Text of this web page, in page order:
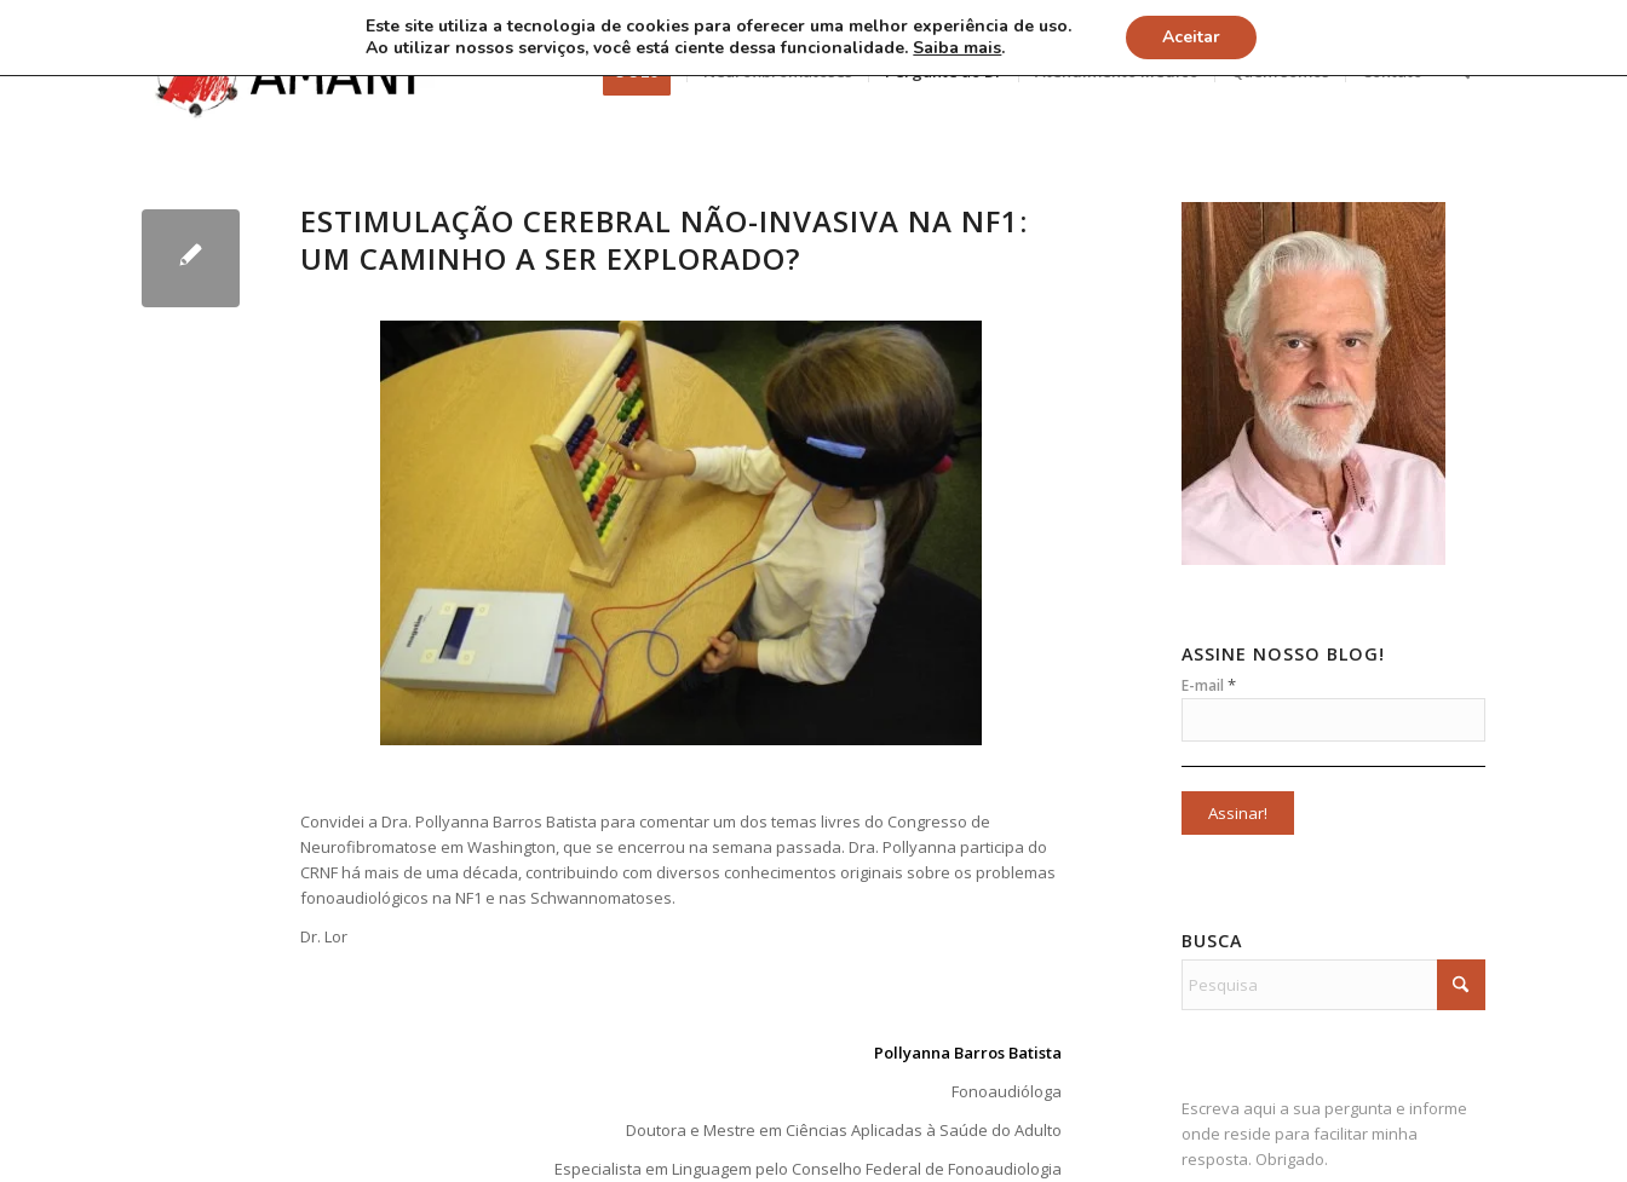
3 8 26 Neurofibromatoses Pergunte ao Dr Atendimento Médico Quem somos Contato
ESTIMULAÇÃO CEREBRAL NÃO-INVASIVA NA NF1:
UM CAMINHO A SER EXPLORADO?
Convidei a Dra. Pollyanna Barros Batista para comentar um dos temas livres do Congresso de
Neurofibromatose em Washington, que se encerrou na semana passada. Dra. Pollyanna participa do
CRNF há mais de uma década, contribuindo com diversos conhecimentos originais sobre os problemas
fonoaudiológicos na NF1 e nas Schwannomatoses.
Dr. Lor
Pollyanna Barros Batista
Fonoaudióloga
Doutora e Mestre em Ciências Aplicadas à Saúde do Adulto
Especialista em Linguagem pelo Conselho Federal de Fonoaudiologia
ASSINE NOSSO BLOG!
E-mail*
BUSCA
Escreva aqui a sua pergunta e informe
onde reside para facilitar minha
resposta. Obrigado.
Este site utiliza a tecnologia de cookies para oferecer uma melhor experiência de uso.
Ao utilizar nossos serviços, você está ciente dessa funcionalidade. Saiba mais. Aceitar